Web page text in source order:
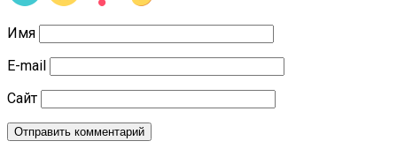
Имя
E-mail
Сайт